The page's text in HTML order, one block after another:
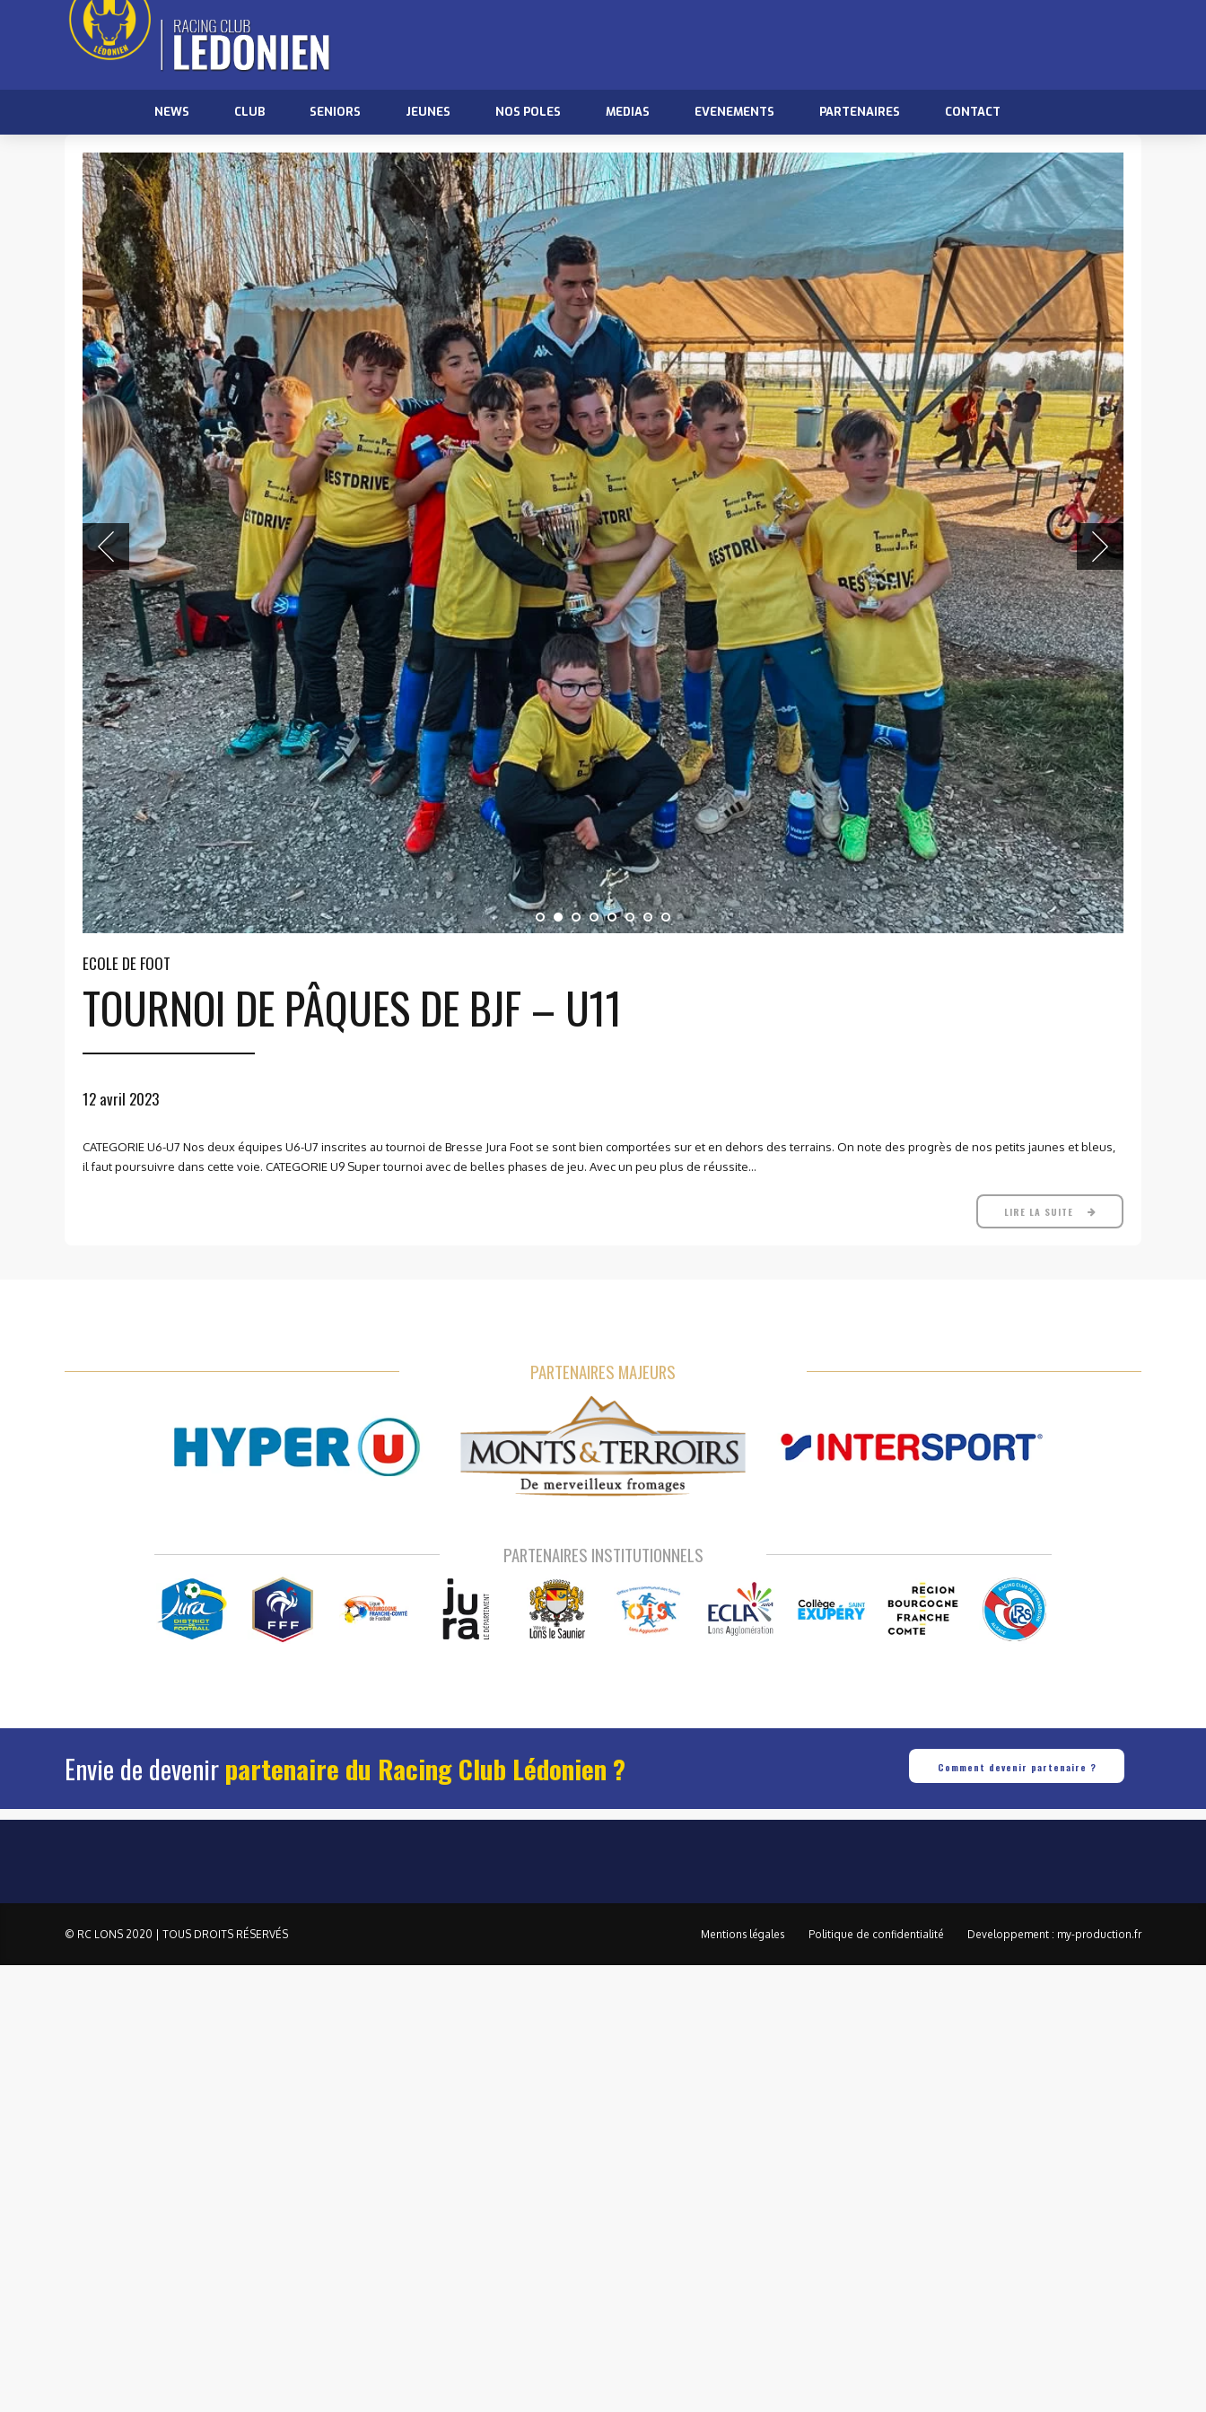
NEWS CLUB SENIORS JEUNES NOS POLES MEDIAS EVENEMENTS PARTENAIRES CONTACT
ECOLE DE FOOT
TOURNOI DE PÂQUES DE BJF – U11
12 avril 2023
CATEGORIE U6-U7 Nos deux équipes U6-U7 inscrites au tournoi de Bresse Jura Foot se sont bien comportées sur et en dehors des terrains. On note des progrès de nos petits jaunes et bleus,
il faut poursuivre dans cette voie. CATEGORIE U9 Super tournoi avec de belles phases de jeu. Avec un peu plus de réussite...
LIRE LA SUITE
PARTENAIRES MAJEURS
PARTENAIRES INSTITUTIONNELS
Envie de devenirpartenaire du Racing Club Lédonien ? Comment devenir partenaire ?
© RC LONS 2020 | TOUS DROITS RÉSERVÉS Mentions légales Politique de confidentialité Developpement : my-production.fr